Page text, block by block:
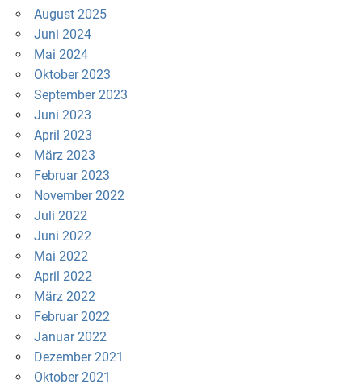
August 2025
Juni 2024
Mai 2024
Oktober 2023
September 2023
Juni 2023
April 2023
März 2023
Februar 2023
November 2022
Juli 2022
Juni 2022
Mai 2022
April 2022
März 2022
Februar 2022
Januar 2022
Dezember 2021
Oktober 2021